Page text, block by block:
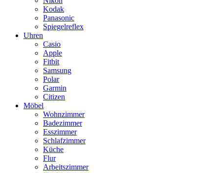
Kodak
Panasonic
Spiegelreflex
Uhren
Casio
Apple
Fitbit
Samsung
Polar
Garmin
Citizen
Möbel
Wohnzimmer
Badezimmer
Esszimmer
Schlafzimmer
Küche
Flur
Arbeitszimmer